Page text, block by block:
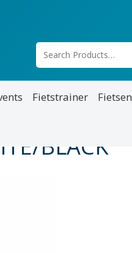
Fietstrainer Fietsen
BLACK